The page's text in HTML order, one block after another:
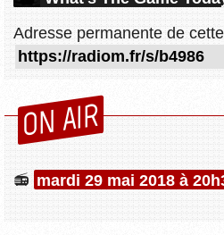
Adresse permanente de
ON AIR
mardi 29 mai 2018 à